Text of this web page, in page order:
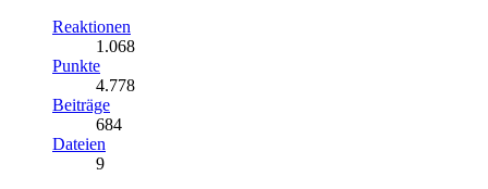
Reaktionen
1.068
Punkte
4.778
Beiträge
684
Dateien
9